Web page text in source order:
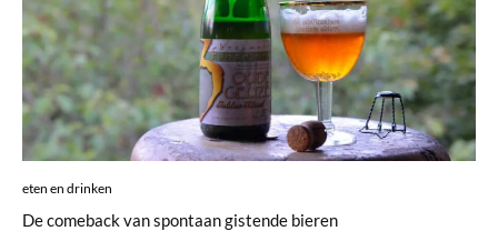
eten en drinken
De comeback van spontaan gistende bieren